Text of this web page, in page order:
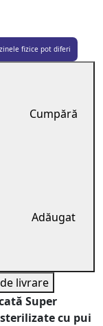
fizice pot diferi
Cumpără
Adăugat
livrare
Super
cu pui